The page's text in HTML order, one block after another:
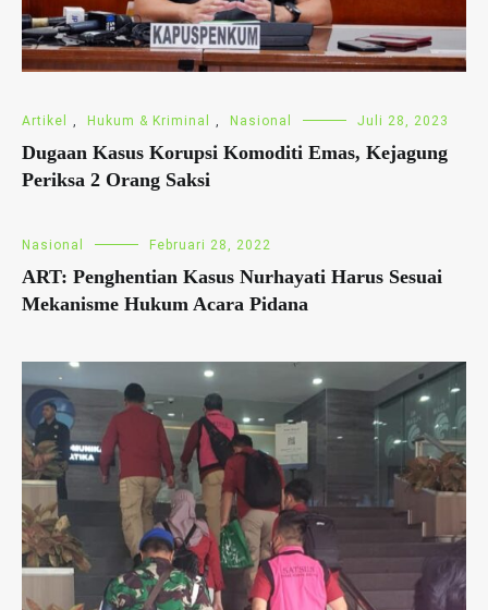
Artikel Hukum & Kriminal Nasional Juli 28, 2023
Dugaan Kasus Korupsi Komoditi Emas, Kejagung
Periksa 2 Orang Saksi
Nasional Februari 28, 2022
ART: Penghentian Kasus Nurhayati Harus Sesuai
Mekanisme Hukum Acara Pidana